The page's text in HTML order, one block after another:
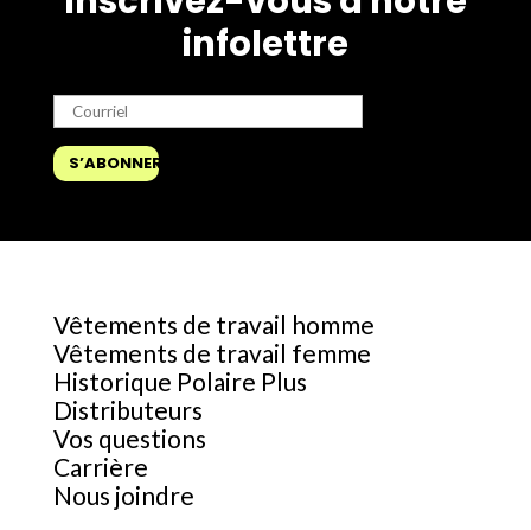
infolettre
Vêtements de travail homme
Vêtements de travail femme
Historique Polaire Plus
Distributeurs
Vos questions
Carrière
Nous joindre